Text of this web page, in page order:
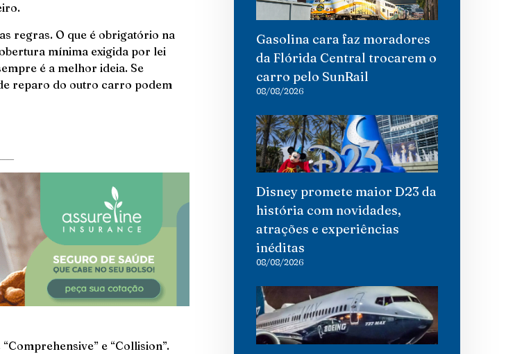
regras. O que é obrigatório na
mínima exigida por lei
é a melhor ideia. Se
reparo do outro carro podem
e “Collision”.
Gasolina cara faz moradores
da Flórida Central trocarem o
carro pelo SunRail
08/08/2026
Disney promete maior D23 da
história com novidades,
atrações e experiências
inéditas
08/08/2026